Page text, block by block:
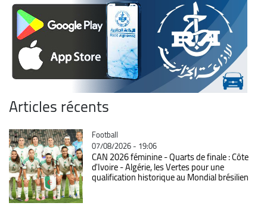
Articles récents
Catégorie
Football
07/08/2026 - 19:06
CAN 2026 féminine - Quarts de finale : Côte
d'Ivoire - Algérie, les Vertes pour une
qualification historique au Mondial brésilien